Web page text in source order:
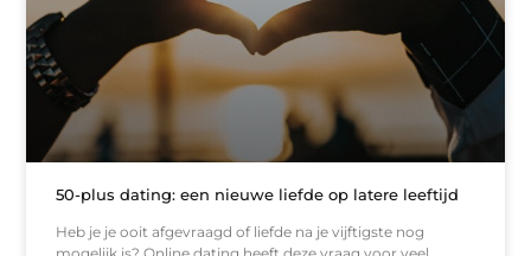
50-plus dating: een nieuwe liefde op latere leeftijd
Heb je je ooit afgevraagd of liefde na je vijftigste nog